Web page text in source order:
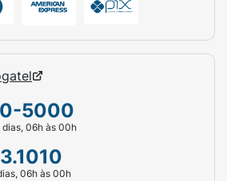
Ocular: Frutas ricas em
cenouras e damascos,
a saúde dos olhos,
condições como
e catarata. Consumir
como barrinhas de frutas
ricos em vitamina A,
a saúde ocular.
5000
dias, 06h às 00h
06h às 00h